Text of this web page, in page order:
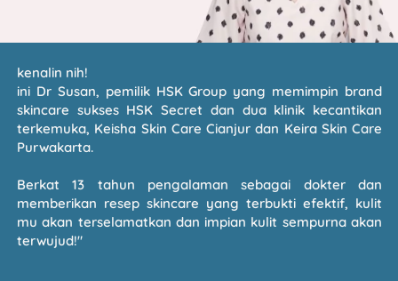
kenalin nih!
ini Dr Susan, pemilik HSK Group yang memimpin brand
skincare sukses HSK Secret dan dua klinik kecantikan
terkemuka, Keisha Skin Care Cianjur dan Keira Skin Care
Purwakarta.
Berkat 13 tahun pengalaman sebagai dokter dan
memberikan resep skincare yang terbukti efektif, kulit
mu akan terselamatkan dan impian kulit sempurna akan
terwujud!"